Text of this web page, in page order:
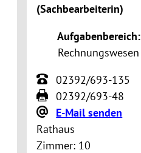
(Sachbearbeiterin)
Aufgabenbereich:
Rechnungswesen
02392/693-135
02392/693-48
E-Mail senden
Rathaus
Zimmer: 10